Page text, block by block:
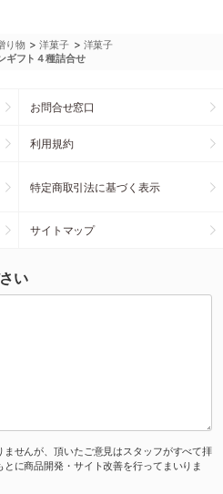
り物 >洋菓子 > 洋菓子
ギフト４種詰合せ
お問合せ窓口
利用規約
特定商取引法に基づく表示
サイトマップ
い
せんが、頂いたご意見はスタッフがすべて拝
に商品開発・サイト改善を行ってまいりま